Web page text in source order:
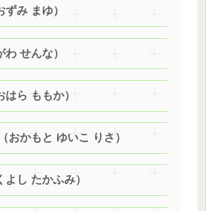
み まゆ）
せんな）
ら ももか）
おかもと ゆいこ りさ）
し たかふみ）